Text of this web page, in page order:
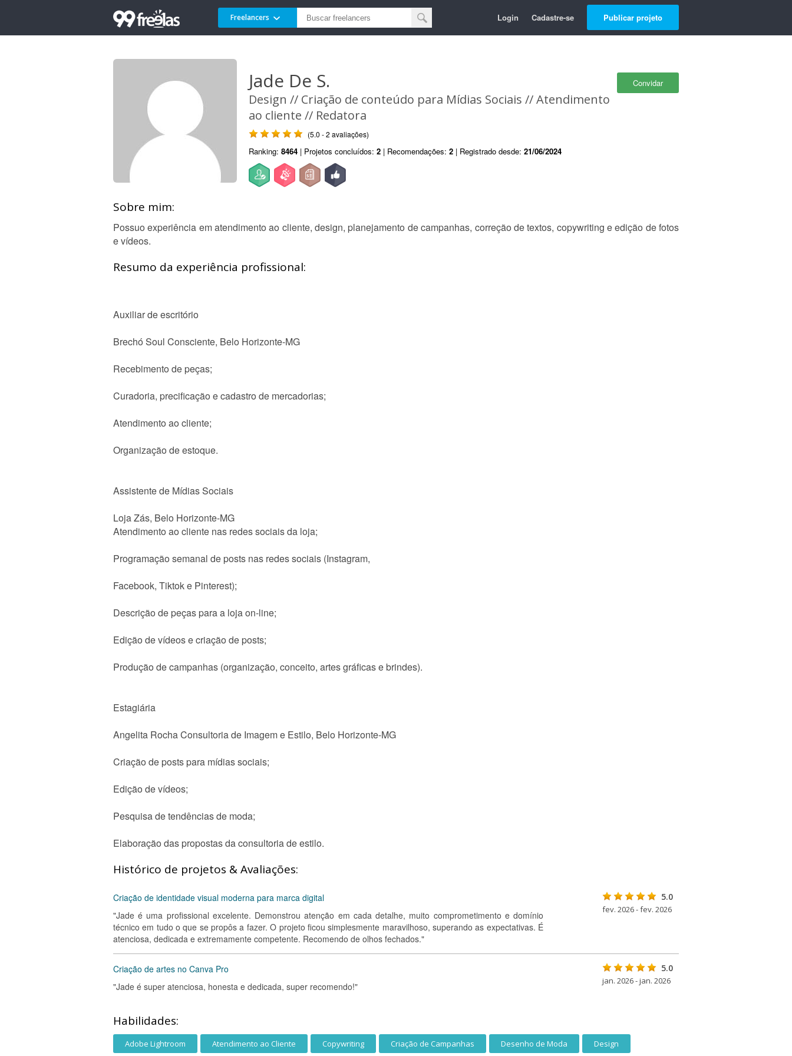
Freelancers Login Cadastre-se Publicar projeto
Convidar
Jade De S.
Design // Criação de conteúdo para Mídias Sociais // Atendimento
ao cliente // Redatora
(5.0 - 2 avaliações)
Ranking: 8464 | Projetos concluídos: 2 | Recomendações: 2 | Registrado desde: 21/06/2024
Sobre mim:
Possuo experiência em atendimento ao cliente, design, planejamento de campanhas, correção de textos, copywriting e edição de fotos
e vídeos.
Resumo da experiência profissional:
Auxiliar de escritório
Brechó Soul Consciente, Belo Horizonte-MG
Recebimento de peças;
Curadoria, precificação e cadastro de mercadorias;
Atendimento ao cliente;
Organização de estoque.
Assistente de Mídias Sociais
Loja Zás, Belo Horizonte-MG
Atendimento ao cliente nas redes sociais da loja;
Programação semanal de posts nas redes sociais (Instagram,
Facebook, Tiktok e Pinterest);
Descrição de peças para a loja on-line;
Edição de vídeos e criação de posts;
Produção de campanhas (organização, conceito, artes gráficas e brindes).
Estagiária
Angelita Rocha Consultoria de Imagem e Estilo, Belo Horizonte-MG
Criação de posts para mídias sociais;
Edição de vídeos;
Pesquisa de tendências de moda;
Elaboração das propostas da consultoria de estilo.
Histórico de projetos & Avaliações:
Criação de identidade visual moderna para marca digital
"Jade é uma profissional excelente. Demonstrou atenção em cada detalhe, muito comprometimento e domínio
técnico em tudo o que se propôs a fazer. O projeto ficou simplesmente maravilhoso, superando as expectativas. É
atenciosa, dedicada e extremamente competente. Recomendo de olhos fechados."
5.0
fev. 2026 - fev. 2026
Criação de artes no Canva Pro
"Jade é super atenciosa, honesta e dedicada, super recomendo!"
5.0
jan. 2026 - jan. 2026
Habilidades:
Adobe Lightroom Atendimento ao Cliente Copywriting Criação de Campanhas Desenho de Moda Design